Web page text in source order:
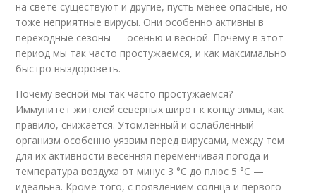
на свете существуют и другие, пусть менее опасные, но
тоже неприятные вирусы. Они особенно активны в
переходные сезоны — осенью и весной. Почему в этот
период мы так часто простужаемся, и как максимально
быстро выздороветь.
Почему весной мы так часто простужаемся?
Иммунитет жителей северных широт к концу зимы, как
правило, снижается. Утомленный и ослабленный
организм особенно уязвим перед вирусами, между тем
для их активности весенняя переменчивая погода и
температура воздуха от минус 3 °С до плюс 5 °С —
идеальна. Кроме того, с появлением солнца и первого